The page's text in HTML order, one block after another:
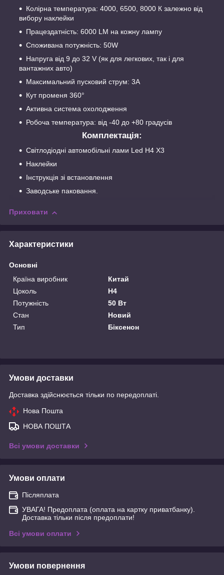
Колірна температура: 4000, 6500, 8000 К залежно від
вибору наклейки
Працездатність: 6000 LM на кожну лампу
Споживана потужність: 50W
Напруга від 9 до 32 V (як для легкових, так і для
вантажних авто)
Максимальний пусковий струм: 3A
Кут променя 360°
Активна система охолодження
Робоча температура: від -40 до +80 градусів
Комплектація:
Світлодіодні автомобільні лами Led H4 X3
Наклейки
Інструкція зі встановлення
Заводське паковання.
Приховати
Характеристики
Основні
Країна виробник
Китай
Цоколь
H4
Потужність
50 Вт
Стан
Новий
Тип
Біксенон
Умови доставки
Доставка здійснюється тільки по передоплаті.
Нова Пошта
НОВА ПОШТА
Всі умови доставки
Умови оплати
Післяплата
УВАГА! Предоплата (оплата на картку приватбанку).
Доставка тільки після предоплати!
Всі умови оплати
Умови повернення